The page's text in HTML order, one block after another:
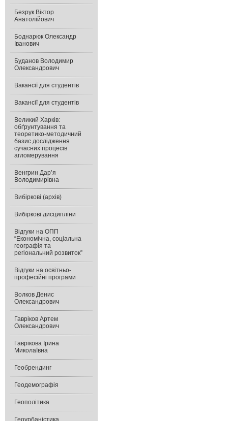
Безрук Віктор
Анатолійович
Боднарюк Олександр
Іванович
Буданов Володимир
Олександрович
Вакансії для студентів
Вакансії для студентів
Великий Харків:
обґрунтування та
теоретико-методичний
базис дослідження
сучасних процесів
агломерування
Венгрин Дар’я
Володимирівна
Вибіркові (архів)
Вибіркові дисципліни
Відгуки на ОПП
“Економічна, соціальна
географія та
регіональний розвиток”
Відгуки на освітньо-
професійні програми
Волков Денис
Олександрович
Гавріков Артем
Олександрович
Гаврікова Ірина
Миколаївна
Геобрендинг
Геодемографія
Геополітика
Геоурбаністика